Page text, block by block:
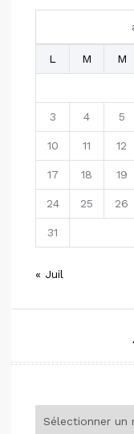
L M M
3 4 5
10 11 12
17 18 19
24 25 26
31
« Juil